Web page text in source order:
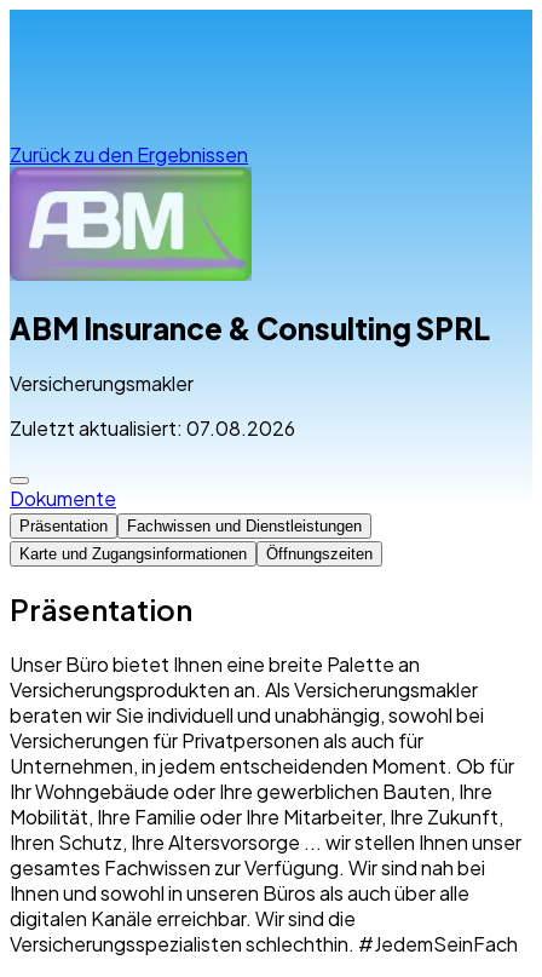
Zurück zu den Ergebnissen
ABM Insurance & Consulting SPRL
Versicherungsmakler
Zuletzt aktualisiert: 07.08.2026
Dokumente
Präsentation
Fachwissen und Dienstleistungen
Karte und Zugangsinformationen
Öffnungszeiten
Präsentation
Unser Büro bietet Ihnen eine breite Palette an
Versicherungsprodukten an. Als Versicherungsmakler
beraten wir Sie individuell und unabhängig, sowohl bei
Versicherungen für Privatpersonen als auch für
Unternehmen, in jedem entscheidenden Moment. Ob für
Ihr Wohngebäude oder Ihre gewerblichen Bauten, Ihre
Mobilität, Ihre Familie oder Ihre Mitarbeiter, Ihre Zukunft,
Ihren Schutz, Ihre Altersvorsorge ... wir stellen Ihnen unser
gesamtes Fachwissen zur Verfügung. Wir sind nah bei
Ihnen und sowohl in unseren Büros als auch über alle
digitalen Kanäle erreichbar. Wir sind die
Versicherungsspezialisten schlechthin. #JedemSeinFach